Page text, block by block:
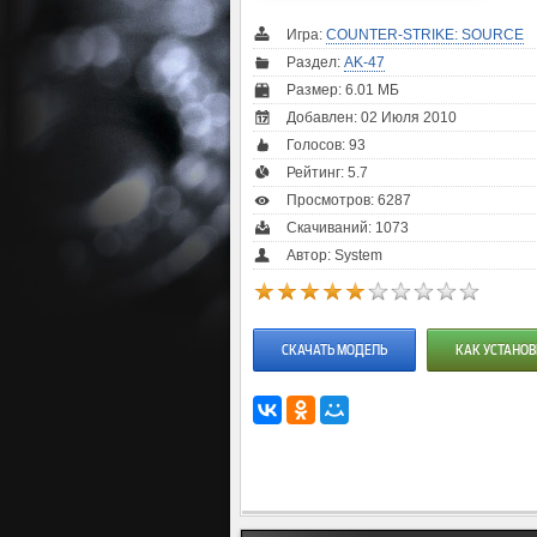
Игра: COUNTER-STRIKE: SOURCE
Раздел: AK-47
Размер: 6.01 МБ
Добавлен: 02 Июля 2010
Голосов: 93
Рейтинг: 5.7
Просмотров: 6287
Скачиваний: 1073
Автор: System
СКАЧАТЬ МОДЕЛЬ КАК